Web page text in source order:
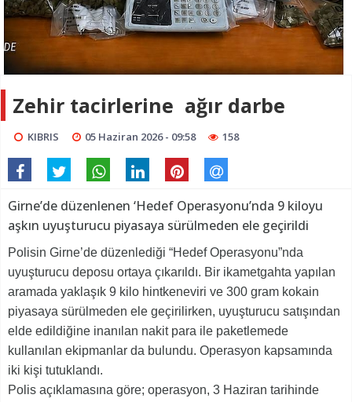
Zehir tacirlerine ağır darbe
KIBRIS 05 Haziran 2026 - 09:58 158
Girne’de düzenlenen ‘Hedef Operasyonu’nda 9 kiloyu
aşkın uyuşturucu piyasaya sürülmeden ele geçirildi
Polisin Girne’de düzenlediği “Hedef Operasyonu”nda
uyuşturucu deposu ortaya çıkarıldı. Bir ikametgahta yapılan
aramada yaklaşık 9 kilo hintkeneviri ve 300 gram kokain
piyasaya sürülmeden ele geçirilirken, uyuşturucu satışından
elde edildiğine inanılan nakit para ile paketlemede
kullanılan ekipmanlar da bulundu. Operasyon kapsamında
iki kişi tutuklandı.
Polis açıklamasına göre; operasyon, 3 Haziran tarihinde